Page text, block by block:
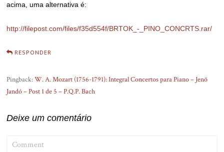
acima, uma alternativa é:
http://filepost.com/files/f35d554f/BRTOK_-_PINO_CONCRTS.rar/
RESPONDER
Pingback:W. A. Mozart (1756-1791): Integral Concertos para Piano – Jenö
Jandó – Post 1 de 5 – P.Q.P. Bach
Deixe um comentário